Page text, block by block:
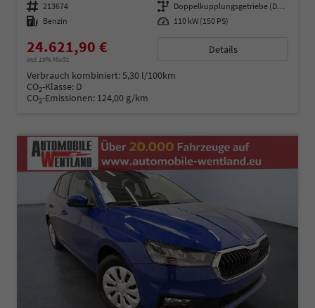
Fahrzeugnummer 213674 Getriebe
Doppelkupplungsgetriebe (DSG)
Kraftstoff Benzin Leistung 110 kW (150 PS)
24.621,90 €
incl. 19% MwSt.
Details
Verbrauch kombiniert:5,30 l/100km
CO2-Klasse: D
CO2-Emissionen: 124,00 g/km